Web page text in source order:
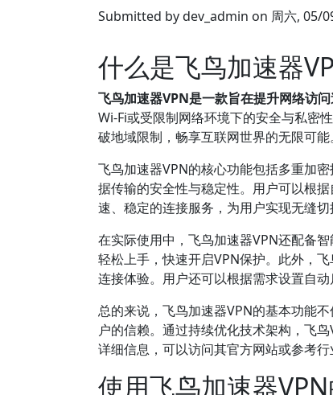
Submitted bydev_admin on 周六, 05/
什么是飞鸟加速器
飞鸟加速器VPN是一款旨在提升网络访
Wi-Fi或受限制网络环境下的安全与私密
破地域限制，畅享互联网世界的无限可能。
飞鸟加速器VPN的核心功能包括多重加
据传输的安全性与稳定性。用户可以根
速、稳定的连接服务，为用户实现无缝切
在实际使用中，飞鸟加速器VPN还配备
轻松上手，快速开启VPN保护。此外，
连接体验。用户还可以根据需求设置自
总的来说，飞鸟加速器VPN的基本功能
户的信赖。通过持续优化技术架构，飞
详细信息，可以访问其官方网站或参考
使用飞鸟加速器